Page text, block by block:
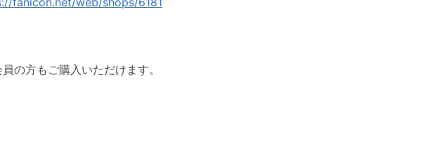
の方もご購入いただけます。